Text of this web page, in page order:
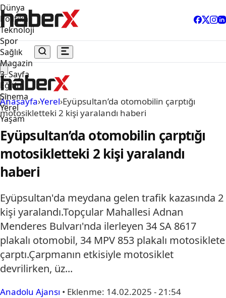
Dünya
Politika
Teknoloji
Spor
Sağlık
Magazin
3. Sayfa
Eğitim
Sinema
Yerel
Yaşam
Anasayfa›Yerel›Eyüpsultan’da otomobilin çarptığı
motosikletteki 2 kişi yaralandı haberi
Eyüpsultan’da otomobilin çarptığı
motosikletteki 2 kişi yaralandı
haberi
Eyüpsultan'da meydana gelen trafik kazasında 2
kişi yaralandı.Topçular Mahallesi Adnan
Menderes Bulvarı'nda ilerleyen 34 SA 8617
plakalı otomobil, 34 MPV 853 plakalı motosiklete
çarptı.Çarpmanın etkisiyle motosiklet
devrilirken, üz...
Anadolu Ajansı • Eklenme: 14.02.2025 - 21:54